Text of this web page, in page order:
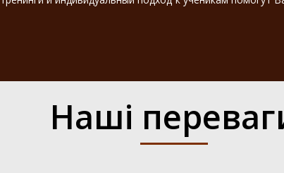
Наші